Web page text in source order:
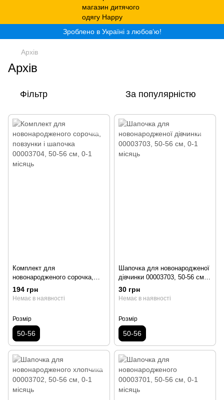
Зроблено в Україні з любов‘ю!
Архів
Архів
Фільтр За популярністю
Комплект для
новонародженого сорочка,
повзунки і шапочка 00003704,
50-56 см, 0-1 місяць
194 грн
Немає в наявності
Розмір
50-56
Шапочка для новонародженої
дівчинки 00003703, 50-56 см,
0-1 місяць
30 грн
Немає в наявності
Розмір
50-56